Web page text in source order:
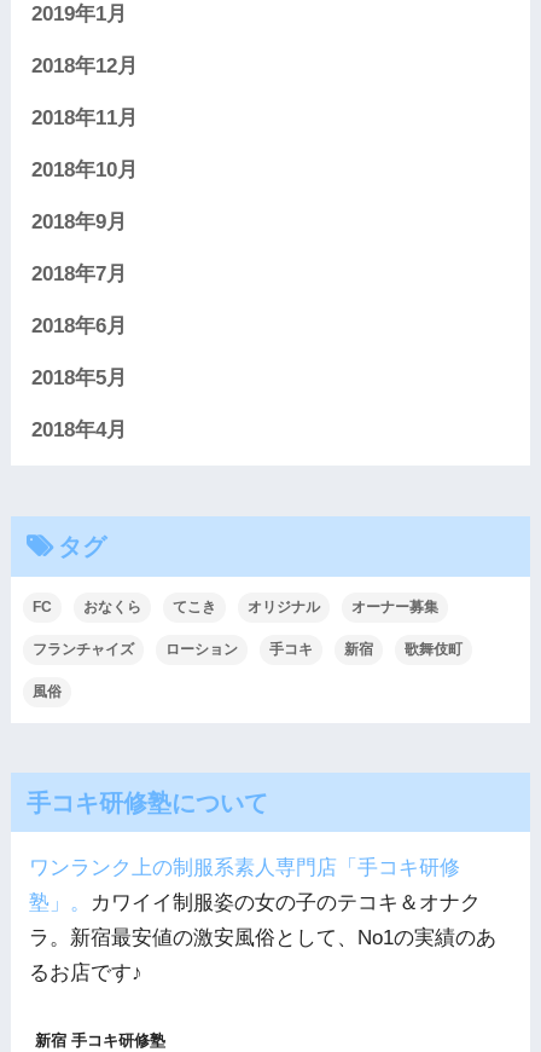
2019年1月
2018年12月
2018年11月
2018年10月
2018年9月
2018年7月
2018年6月
2018年5月
2018年4月
タグ
FC おなくら てこき オリジナル オーナー募集
フランチャイズ ローション 手コキ 新宿 歌舞伎町
風俗
手コキ研修塾について
ワンランク上の制服系素人専門店「手コキ研修
塾」。
カワイイ制服姿の女の子のテコキ＆オナク
ラ。新宿最安値の激安風俗として、No1の実績のあ
るお店です♪
新宿 手コキ研修塾